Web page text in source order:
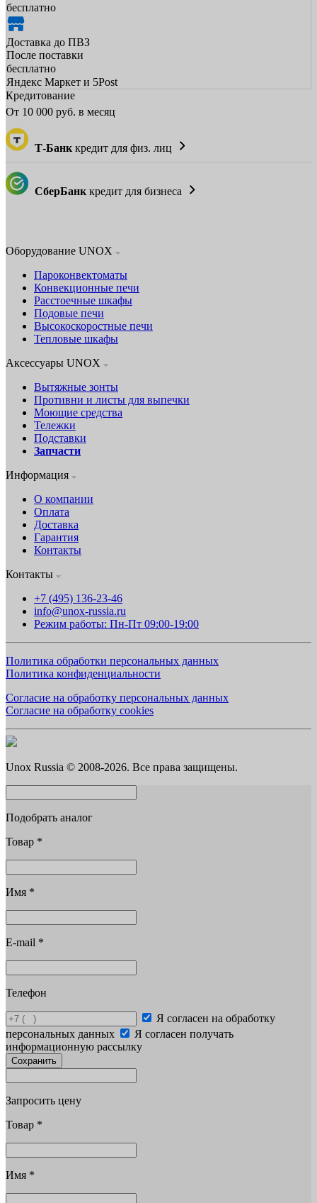
бесплатно
Доставка до ПВЗ
После поставки
бесплатно
Яндекс Маркет и 5Post
Кредитование
От 10 000 руб. в месяц
Т-Банк кредит для физ. лиц
СберБанк кредит для бизнеса
Оборудование UNOX
Пароконвектоматы
Конвекционные печи
Расстоечные шкафы
Подовые печи
Высокоскоростные печи
Тепловые шкафы
Аксессуары UNOX
Вытяжные зонты
Противни и листы для выпечки
Моющие средства
Тележки
Подставки
Запчасти
Информация
О компании
Оплата
Доставка
Гарантия
Контакты
Контакты
+7 (495) 136-23-46
info@unox-russia.ru
Режим работы: Пн-Пт 09:00-19:00
Политика обработки персональных данных
Политика конфиденциальности
Согласие на обработку персональных данных
Согласие на обработку cookies
Unox Russia © 2008-2026. Все права защищены.
Подобрать аналог
Товар *
Имя *
E-mail *
Телефон
Я согласен на обработку
персональных данных
Я согласен получать
информационную рассылку
Сохранить
Запросить цену
Товар *
Имя *